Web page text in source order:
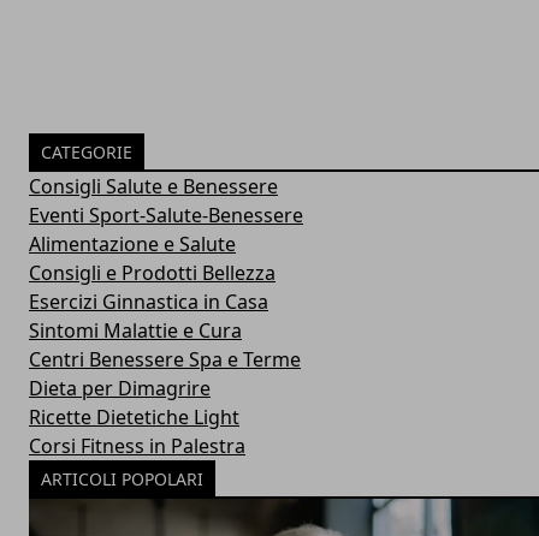
CATEGORIE
Consigli Salute e Benessere
Eventi Sport-Salute-Benessere
Alimentazione e Salute
Consigli e Prodotti Bellezza
Esercizi Ginnastica in Casa
Sintomi Malattie e Cura
Centri Benessere Spa e Terme
Dieta per Dimagrire
Ricette Dietetiche Light
Corsi Fitness in Palestra
ARTICOLI POPOLARI